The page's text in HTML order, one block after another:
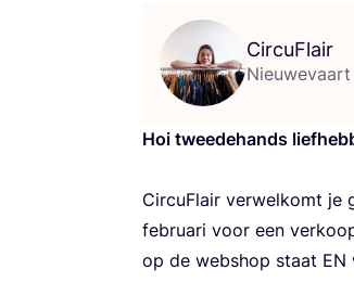
CircuFlair
Hoi twee­de­hands
Cir­cu­Flair ver­wel­komt je
febru­a­ri voor een
op de web­shop staat EN